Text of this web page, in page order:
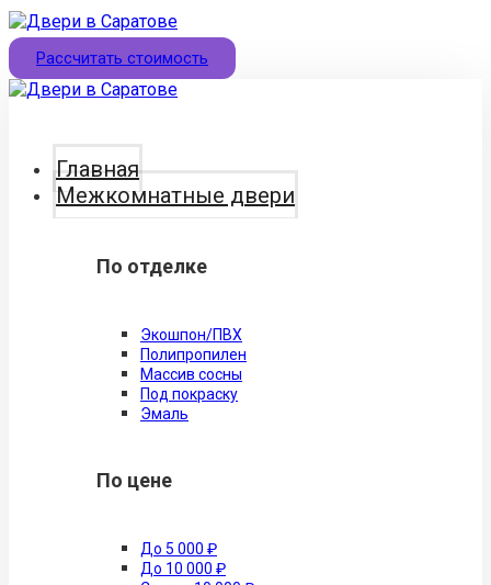
Рассчитать стоимость
Главная
Межкомнатные двери
По отделке
Экошпон/ПВХ
Полипропилен
Массив сосны
Под покраску
Эмаль
По цене
До 5 000 ₽
До 10 000 ₽